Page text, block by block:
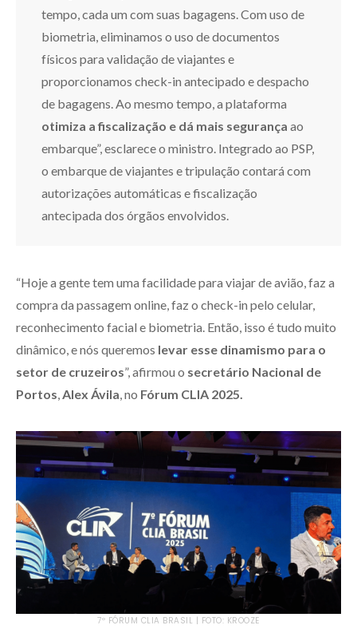
tempo, cada um com suas bagagens. Com uso de
biometria, eliminamos o uso de documentos
físicos para validação de viajantes e
proporcionamos check-in antecipado e despacho
de bagagens. Ao mesmo tempo, a plataforma
otimiza a fiscalização e dá mais segurança ao
embarque”, esclarece o ministro. Integrado ao PSP,
o embarque de viajantes e tripulação contará com
autorizações automáticas e fiscalização
antecipada dos órgãos envolvidos.
“Hoje a gente tem uma facilidade para viajar de avião, faz a
compra da passagem online, faz o check-in pelo celular,
reconhecimento facial e biometria. Então, isso é tudo muito
dinâmico, e nós queremos levar esse dinamismo para o
setor de cruzeiros”, afirmou o secretário Nacional de
Portos Alex Ávila , no Fórum CLIA 2025.
7º FÓRUM CLIA BRASIL | FOTO: KROOZE